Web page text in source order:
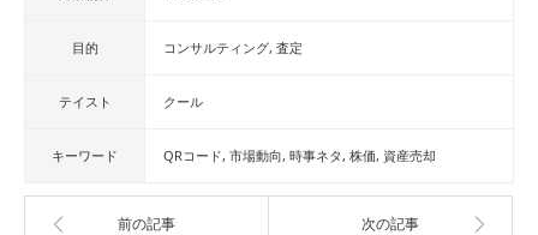
目的 コンサルティング 査定
テイスト クール
キーワード QRコード 市場動向 時事ネタ 株価 資産売却
前の記事 次の記事